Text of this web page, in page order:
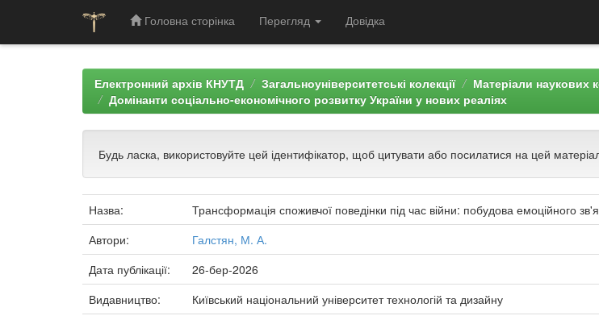
Головна сторінка Перегляд Довідка
Електронний архів КНУТД Загальноуніверситетські колекції Матеріали наукових
Домінанти соціально-економічного розвитку України у нових реаліях
Будь ласка, використовуйте цей ідентифікатор, щоб цитувати або посилатися на цей
Назва:
Трансформація споживчої поведінки під час війни: побудова емоційного
Автори:
Галстян, М. А.
Дата публікації:
26-бер-2026
Видавництво:
Київський національний університет технологій та дизайну